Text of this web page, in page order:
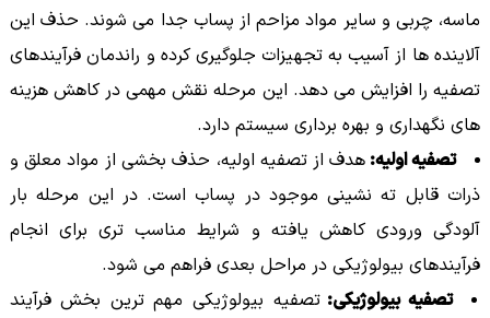
ماسه، چربی و سایر مواد مزاحم از پساب جدا می شوند. حذف این
آلاینده ها از آسیب به تجهیزات جلوگیری کرده و راندمان فرآیندهای
تصفیه را افزایش می دهد. این مرحله نقش مهمی در کاهش هزینه
های نگهداری و بهره برداری سیستم دارد.
تصفیه اولیه: هدف از تصفیه اولیه، حذف بخشی از مواد معلق و
ذرات قابل ته نشینی موجود در پساب است. در این مرحله بار
آلودگی ورودی کاهش یافته و شرایط مناسب تری برای انجام
فرآیندهای بیولوژیکی در مراحل بعدی فراهم می شود.
تصفیه بیولوژیکی:تصفیه بیولوژیکی مهم ترین بخش فرآیند